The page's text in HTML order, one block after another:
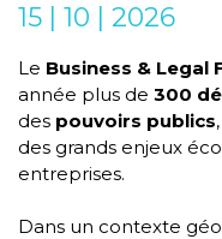
15 | 10 | 2026
Le Business & Legal
année plus de 300
des pouvoirs publics
des grands enjeux
entreprises.
Dans un contexte